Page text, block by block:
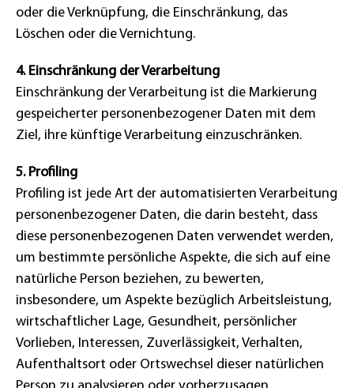
oder die Verknüpfung, die Einschränkung, das
Löschen oder die Vernichtung.
4. Einschränkung der Verarbeitung
Einschränkung der Verarbeitung ist die Markierung
gespeicherter personenbezogener Daten mit dem
Ziel, ihre künftige Verarbeitung einzuschränken.
5. Profiling
Profiling ist jede Art der automatisierten Verarbeitung
personenbezogener Daten, die darin besteht, dass
diese personenbezogenen Daten verwendet werden,
um bestimmte persönliche Aspekte, die sich auf eine
natürliche Person beziehen, zu bewerten,
insbesondere, um Aspekte bezüglich Arbeitsleistung,
wirtschaftlicher Lage, Gesundheit, persönlicher
Vorlieben, Interessen, Zuverlässigkeit, Verhalten,
Aufenthaltsort oder Ortswechsel dieser natürlichen